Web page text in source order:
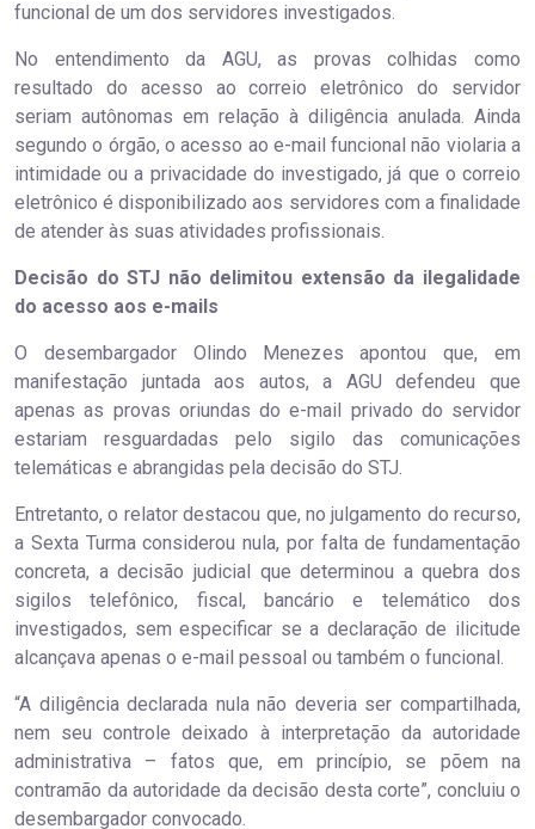
funcional de um dos servidores investigados.
No entendimento da AGU, as provas colhidas como
resultado do acesso ao correio eletrônico do servidor
seriam autônomas em relação à diligência anulada. Ainda
segundo o órgão, o acesso ao e-mail funcional não violaria a
intimidade ou a privacidade do investigado, já que o correio
eletrônico é disponibilizado aos servidores com a finalidade
de atender às suas atividades profissionais.
Decisão do STJ não delimitou extensão da ilegalidade
do acesso aos e-mails
O desembargador Olindo Menezes apontou que, em
manifestação juntada aos autos, a AGU defendeu que
apenas as provas oriundas do e-mail privado do servidor
estariam resguardadas pelo sigilo das comunicações
telemáticas e abrangidas pela decisão do STJ.
Entretanto, o relator destacou que, no julgamento do recurso,
a Sexta Turma considerou nula, por falta de fundamentação
concreta, a decisão judicial que determinou a quebra dos
sigilos telefônico, fiscal, bancário e telemático dos
investigados, sem especificar se a declaração de ilicitude
alcançava apenas o e-mail pessoal ou também o funcional.
“A diligência declarada nula não deveria ser compartilhada,
nem seu controle deixado à interpretação da autoridade
administrativa – fatos que, em princípio, se põem na
contramão da autoridade da decisão desta corte”, concluiu o
desembargador convocado.